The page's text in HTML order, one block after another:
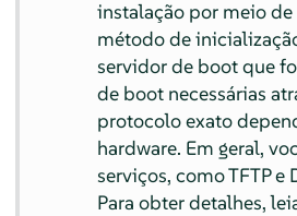
instalação por meio de
método de
servidor de boot que
de boot necessárias
protocolo exato
hardware. Em geral,
serviços, como TFTP e
Para obter detalhes,